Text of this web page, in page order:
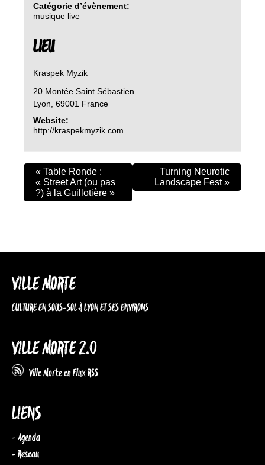
Catégorie d’évènement:
musique live
LIEU
Kraspek Myzik
20 Montée Saint Sébastien
Lyon 69001 France
Website:
http://kraspekmyzik.com
« Table Ronde :
« Street Art (ou pas
?) à la Guillotière »
Turning Neurotic
Landscape Fest»
VILLE MORTE
CULTURE EN SOUS-SOL À LYON ET SES ENVIRONS
VILLE MORTE 2.0
Ville Morte en Flux RSS
LIENS
- Agenda
- Réseau